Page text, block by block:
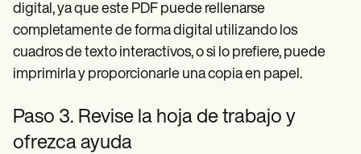
digital, ya que este PDF puede rellenarse
completamente de forma digital utilizando los
cuadros de texto interactivos, o si lo prefiere, puede
imprimirla y proporcionarle una copia en papel.
Paso 3. Revise la hoja de trabajo y
ofrezca ayuda